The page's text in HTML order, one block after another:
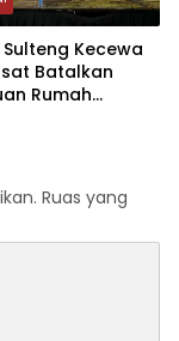
Kecewa
Batalkan
Rumah
Ruas yang